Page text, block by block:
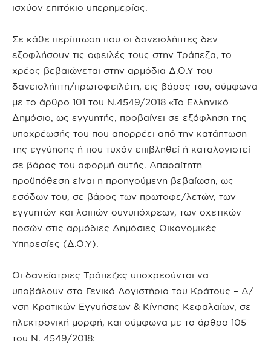
ισχύον επιτόκιο υπερημερίας.
Σε κάθε περίπτωση που οι δανειολήπτες δεν
εξοφλήσουν τις οφειλές τους στην Τράπεζα, το
χρέος βεβαιώνεται στην αρμόδια Δ.Ο.Υ του
δανειολήπτη/πρωτοφειλέτη, εις βάρος του, σύμφωνα
με το άρθρο 101 του Ν.4549/2018 «Το Ελληνικό
Δημόσιο, ως εγγυητής, προβαίνει σε εξόφληση της
υποχρέωσής του που απορρέει από την κατάπτωση
της εγγύησης ή που τυχόν επιβληθεί ή καταλογιστεί
σε βάρος του αφορμή αυτής. Απαραίτητη
προϋπόθεση είναι η προηγούμενη βεβαίωση, ως
εσόδων του, σε βάρος των πρωτοφε/λετών, των
εγγυητών και λοιπών συνυπόχρεων, των σχετικών
ποσών στις αρμόδιες Δημόσιες Οικονομικές
Υπηρεσίες (Δ.Ο.Υ).
Οι δανείστριες Τράπεζες υποχρεούνται να
υποβάλουν στο Γενικό Λογιστήριο του Κράτους – Δ/
νση Κρατικών Εγγυήσεων & Κίνησης Κεφαλαίων, σε
ηλεκτρονική μορφή, και σύμφωνα με το άρθρο 105
του Ν. 4549/2018: